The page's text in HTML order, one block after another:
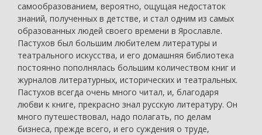
самообразованием, вероятно, ощущая недостаток
знаний, полученных в детстве, и стал одним из самых
образованных людей своего времени в Ярославле.
Пастухов был большим любителем литературы и
театрального искусства, и его домашняя библиотека
постоянно пополнялась большим количеством книг и
журналов литературных, исторических и театральных.
Пастухов всегда очень много читал, и, благодаря
любви к книге, прекрасно знал русскую литературу. Он
много путешествовал, надо полагать, по делам
бизнеса, прежде всего, и его суждения о труде,